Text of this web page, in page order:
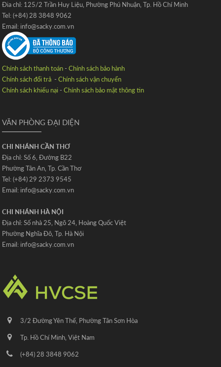
Đia chỉ: 125/2 Trần Huy Liệu‚ Phường Phú Nhuận‚ Tp. Hồ Chí Minh
Tel: (+84) 28 3848 9062
Email: info@sacky.com.vn
Chính sách thanh toán-Chính sách bảo hành
Chính sách đổi trả -Chính sách vận chuyển
Chính sách khiếu nại-Chính sách bảo mật thông tin
VĂN PHÒNG ĐẠI DIỆN
CHI NHÁNH CẦN THƠ
Địa chỉ: Số 6‚ Đường B22
Phường Tân An‚ Tp. Cần Thơ
Tel: (+84) 29 2373 9545
Email: info@sacky.com.vn
CHI NHÁNH HÀ NỘI
Địa chỉ: Số nhà 25‚ Ngõ 24‚ Hoàng Quốc Việt
Phường Nghĩa Đô‚ Tp. Hà Nội
Email: info@sacky.com.vn
3/2 Đường Yên Thế‚ Phường Tân Sơn Hòa
Tp. Hồ Chí Minh‚ Việt Nam
(+84) 28 3848 9062